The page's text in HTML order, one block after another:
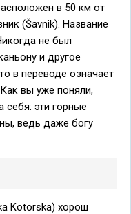
в 50 км от
(Šavnik). Название
не был
и другое
в переводе означает
вы уже поняли,
себя: эти горные
ведь даже богу
Kotorska) хорош